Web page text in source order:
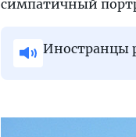
симпатичный
Иностранцы